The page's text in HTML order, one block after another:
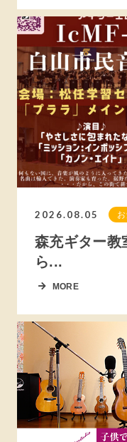
2026.08.05
森充ギター教
ら...
MORE